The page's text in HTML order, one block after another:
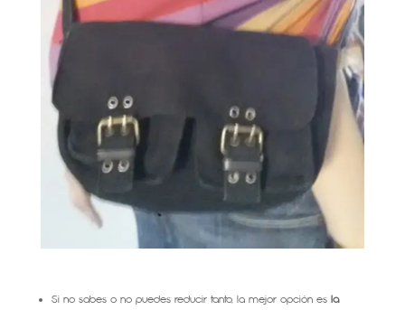
Si no sabes o no puedes reducir tanto, la mejor opción es la